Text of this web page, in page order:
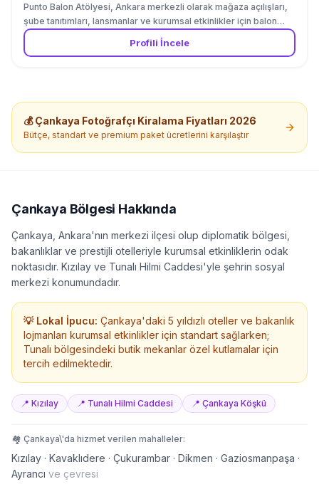
Punto Balon Atölyesi, Ankara merkezli olarak mağaza açılışları,
şube tanıtımları, lansmanlar ve kurumsal etkinlikler için balon
dekorasyonları hazırlayan bir tasarım ekibidir. Atölye, görsel
düzenleme uzmanı Pelin Tunç ve fuar standı uygulamalarında
marka renklerine ve açılış konseptine göre ölçülendirilmiş
çalışmalar hazırlar. Mağaza girişleri için organik balon zincirleri,
dekorasyonlar kullanılır. Kurumsal çalışmalarda markanın renk
karşılama panoları ve açılış kurdeleleri tasarıma eklenebilir.
Keşif, ölçülendirme, üretim, kurulum ve etkinlik sonundaki
toplama işlemleri atölye ekibi tarafından gerçekleştirilir.
Profili İncele
💰Çankaya Fotoğrafçı Kiralama Fiyatları 2026
Bütçe, standart ve premium paket ücretlerini karşılaştır
Çankaya Bölgesi Hakkında
Çankaya, Ankara'nın merkezi ilçesi olup diplomatik bölgesi,
bakanlıklar ve prestijli otelleriyle kurumsal etkinliklerin odak
noktasıdır. Kızılay ve Tunalı Hilmi Caddesi'yle şehrin sosyal
merkezi konumundadır.
💡 Lokal İpucu: Çankaya'daki 5 yıldızlı oteller ve bakanlık
lojmanları kurumsal etkinlikler için standart sağlarken;
Tunalı bölgesindeki butik mekanlar özel kutlamalar için
tercih edilmektedir.
📍 Kızılay 📍 Tunalı Hilmi Caddesi 📍 Çankaya Köşkü
🏘️ Çankaya\'da hizmet verilen mahalleler:
Kızılay · Kavaklıdere · Çukurambar · Dikmen · Gaziosmanpaşa ·
Ayrancı ve çevresi